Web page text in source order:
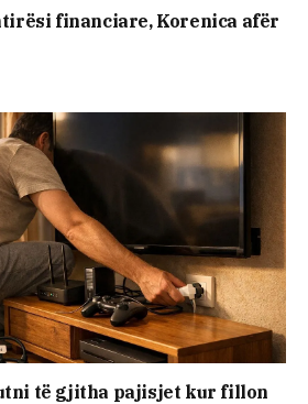
financiare, Korenica afër
të gjitha pajisjet kur fillon